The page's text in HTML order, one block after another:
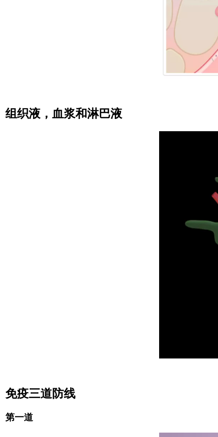
组织液，血浆和淋巴液
免疫三道防线
第一道